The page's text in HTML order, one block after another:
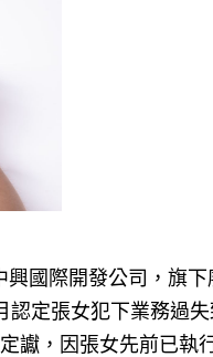
興國際開發公司，旗
定張女犯下業務過
讞，因張女先前已執